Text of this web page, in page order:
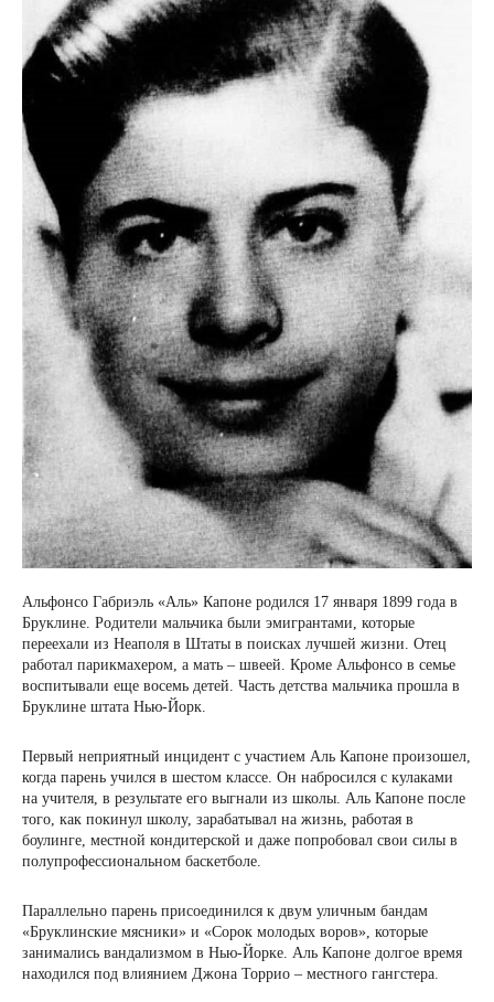
Альфонсо Габриэль «Аль» Капоне родился 17 января 1899 года в
Бруклине. Родители мальчика были эмигрантами, которые
переехали из Неаполя в Штаты в поисках лучшей жизни. Отец
работал парикмахером, а мать – швеей. Кроме Альфонсо в семье
воспитывали еще восемь детей. Часть детства мальчика прошла в
Бруклине штата Нью-Йорк.
Первый неприятный инцидент с участием Аль Капоне произошел,
когда парень учился в шестом классе. Он набросился с кулаками
на учителя, в результате его выгнали из школы. Аль Капоне после
того, как покинул школу, зарабатывал на жизнь, работая в
боулинге, местной кондитерской и даже попробовал свои силы в
полупрофессиональном баскетболе.
Параллельно парень присоединился к двум уличным бандам
«Бруклинские мясники» и «Сорок молодых воров», которые
занимались вандализмом в Нью-Йорке. Аль Капоне долгое время
находился под влиянием Джона Торрио – местного гангстера.